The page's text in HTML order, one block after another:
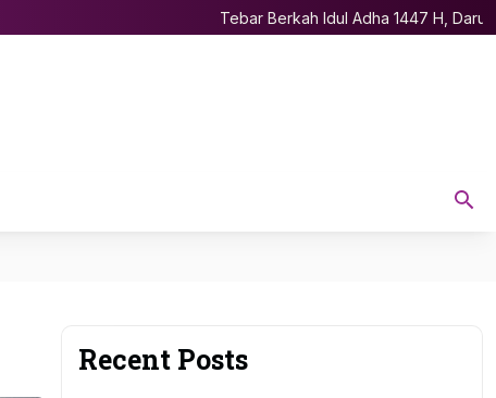
Tebar Berkah Idul Adha 1447 H, Darul
Recent Posts